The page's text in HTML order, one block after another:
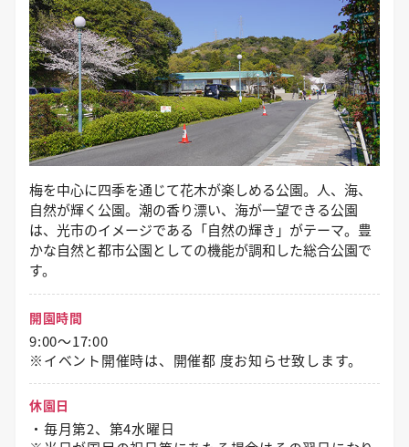
梅を中心に四季を通じて花木が楽しめる公園。人、海、
自然が輝く公園。潮の香り漂い、海が一望できる公園
は、光市のイメージである「自然の輝き」がテーマ。豊
かな自然と都市公園としての機能が調和した総合公園で
す。
開園時間
9:00～17:00
※イベント開催時は、開催都 度お知らせ致します。
休園日
・毎月第2、第4水曜日